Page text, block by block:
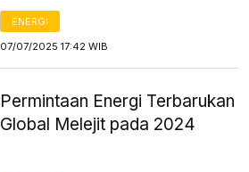
ENERGI
07/07/2025 17:42 WIB
Permintaan Energi Terbarukan
Global Melejit pada 2024